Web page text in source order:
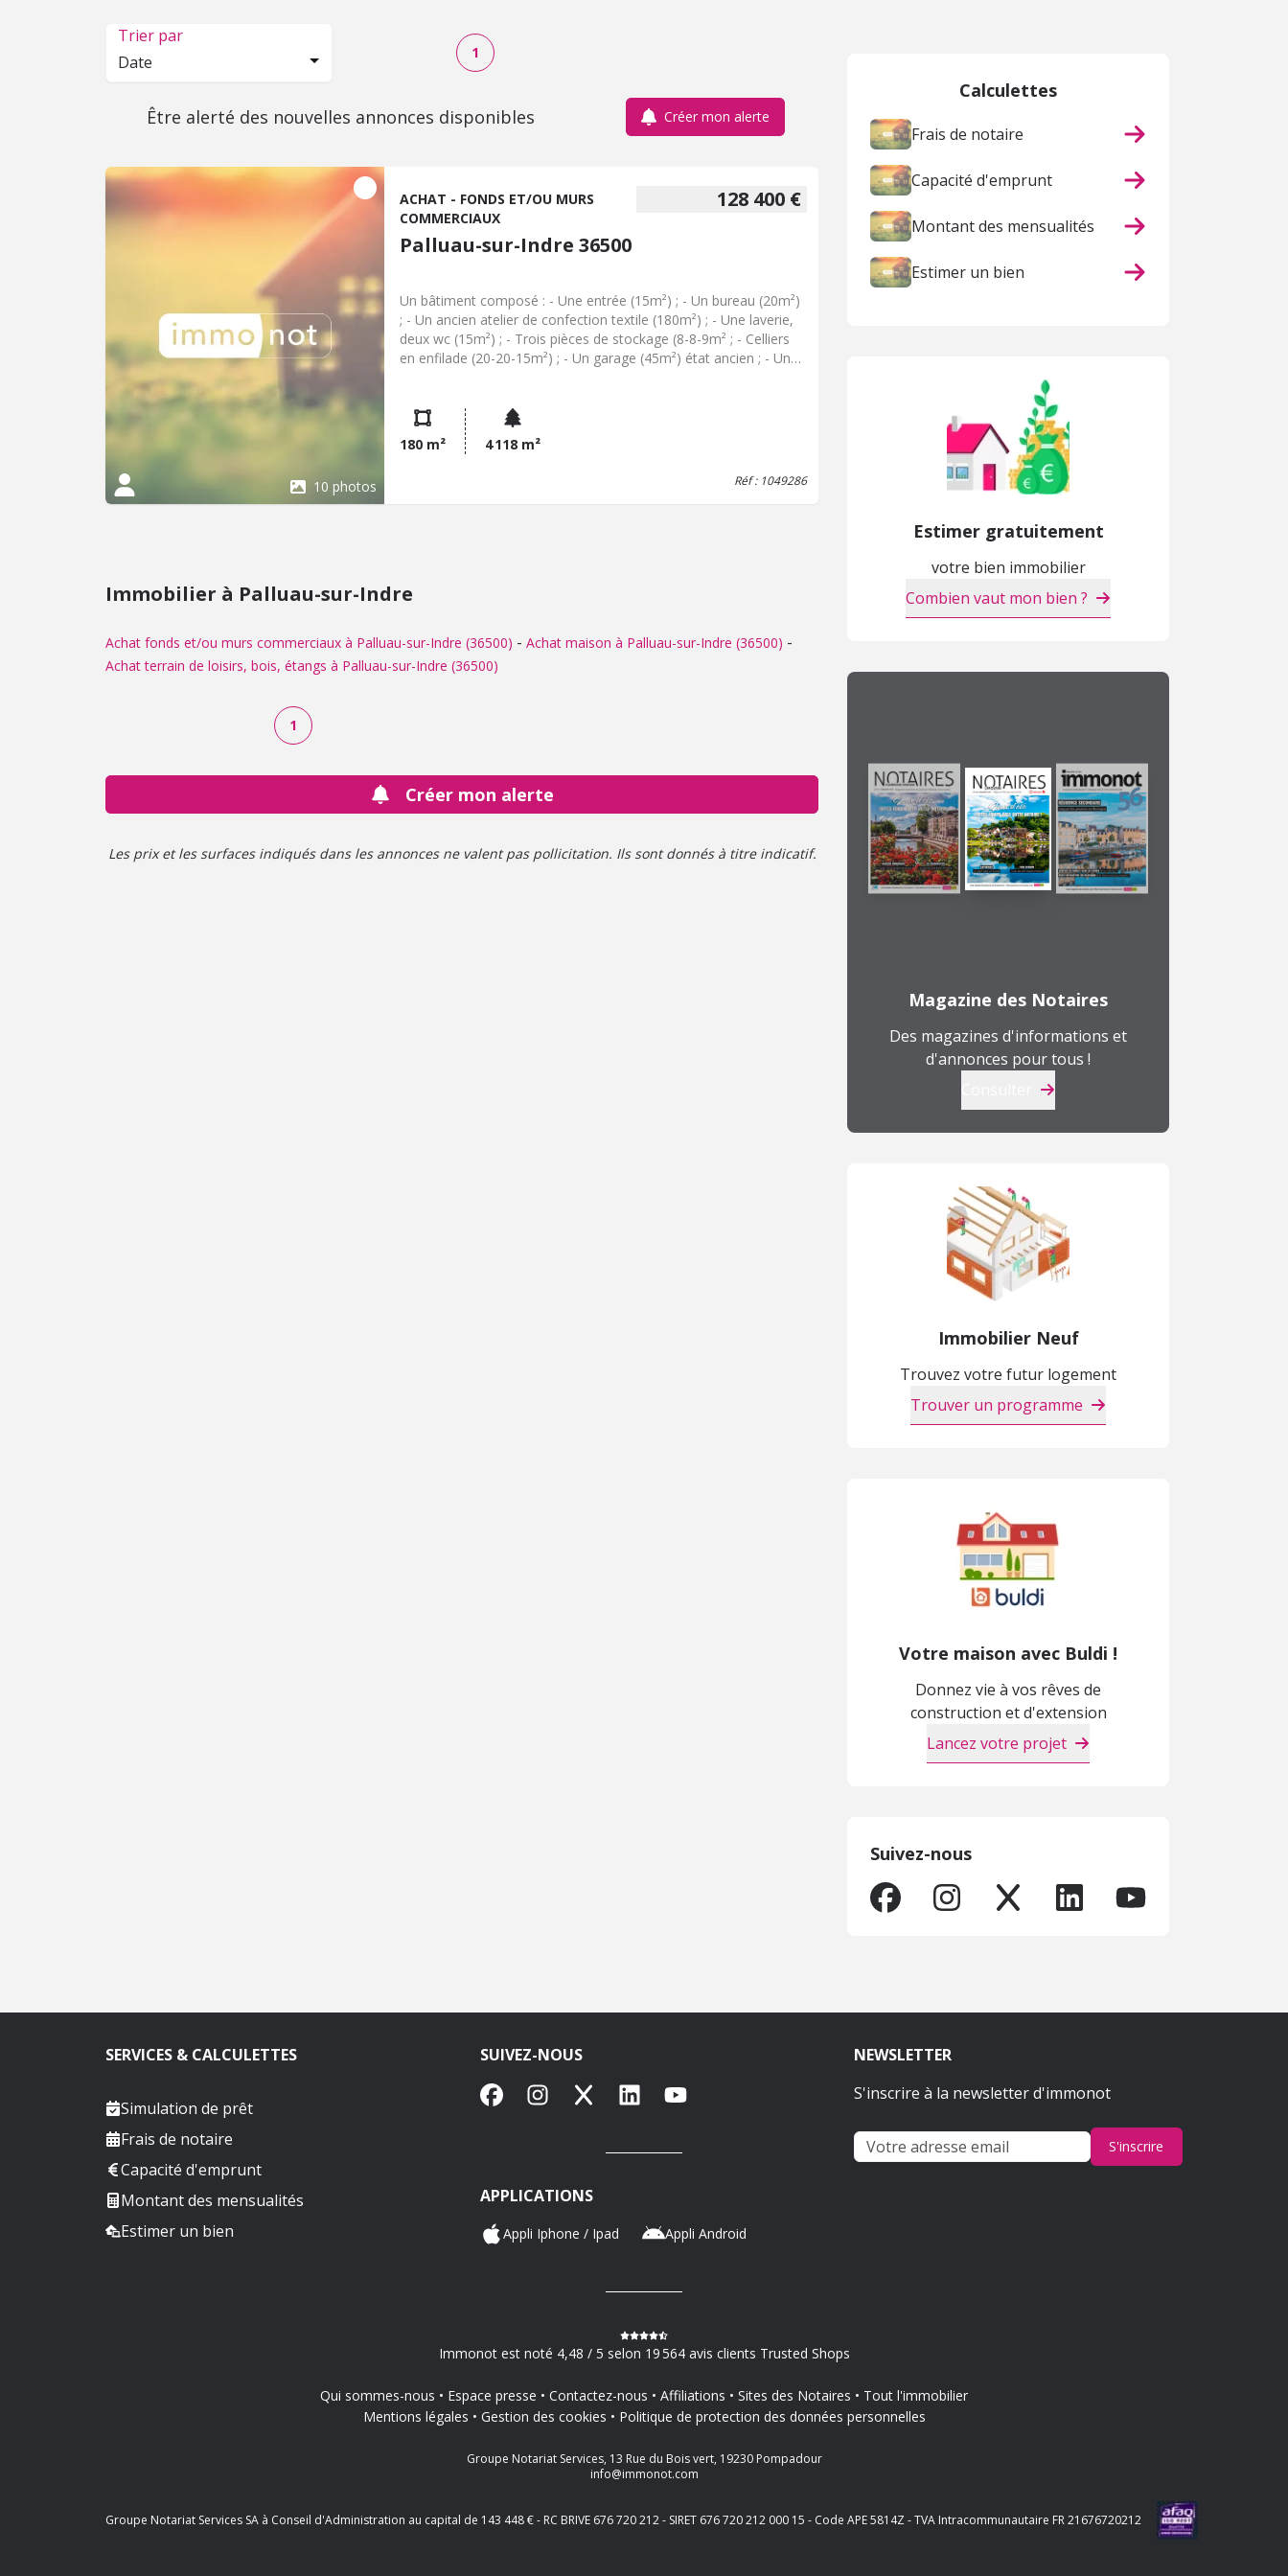
Trier par
Date
1
Être alerté des nouvelles annonces disponibles Créer mon alerte
10 photos
128 400 €
ACHAT - FONDS ET/OU MURS
COMMERCIAUX
Palluau-sur-Indre 36500
Un bâtiment composé : - Une entrée (15m²) ; - Un bureau (20m²)
; - Un ancien atelier de confection textile (180m²) ; - Une laverie,
deux wc (15m²) ; - Trois pièces de stockage (8-8-9m² ; - Celliers
en enfilade (20-20-15m²) ; - Un garage (45m²) état ancien ; - Une
aménageables sur l'ensemble ; - Climatisation et huisseries en
double vitrage dans l'atelier de confection, assainissement
collectif, toiture en bac acier et tuiles mécaniques pour le garage.
Le tout sur un terrain d'une surface totale de 4118m². Taxe
180 m² 4 118 m²
Réf : 1049286
Immobilier à Palluau-sur-Indre
Achat fonds et/ou murs commerciaux à Palluau-sur-Indre (36500) - Achat maison à Palluau-sur-Indre (36500) -
Achat terrain de loisirs, bois, étangs à Palluau-sur-Indre (36500)
1
Créer mon alerte
Les prix et les surfaces indiqués dans les annonces ne valent pas pollicitation. Ils sont donnés à titre indicatif.
Calculettes
Frais de notaire
Capacité d'emprunt
Montant des mensualités
Estimer un bien
Estimer gratuitement
votre bien immobilier
Combien vaut mon bien ?
Magazine des Notaires
Des magazines d'informations et
d'annonces pour tous !
Immobilier Neuf
Trouvez votre futur logement
Trouver un programme
Votre maison avec Buldi !
Donnez vie à vos rêves de
construction et d'extension
Lancez votre projet
Suivez-nous
SERVICES & CALCULETTES
Simulation de prêt
Frais de notaire
Capacité d'emprunt
Montant des mensualités
Estimer un bien
SUIVEZ-NOUS
FacebookInstagram
X LinkedInYouTube
APPLICATIONS
Appli Iphone / Ipad Appli Android
NEWSLETTER
S'inscrire à la newsletter d'immonot
S'inscrire
Immonot est noté 4,48 / 5 selon 19 564 avis clients Trusted Shops
Qui sommes-nous Espace presse Contactez-nous Affiliations Sites des Notaires
Tout l'immobilier
Mentions légales
Gestion des cookies Politique de protection des données personnelles
Groupe Notariat Services, 13 Rue du Bois vert, 19230 Pompadour
info@immonot.com
Groupe Notariat Services SA à Conseil d'Administration au capital de 143 448 € - RC BRIVE 676 720 212 - SIRET 676 720 212 000 15 - Code APE 5814Z - TVA Intracommunautaire FR 21676720212